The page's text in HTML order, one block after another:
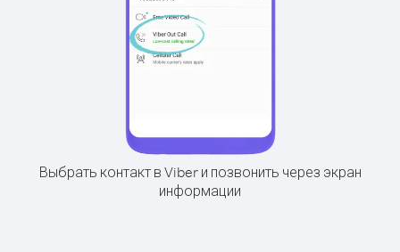
Выбрать контакт в Viber и позвонить через экран
информации